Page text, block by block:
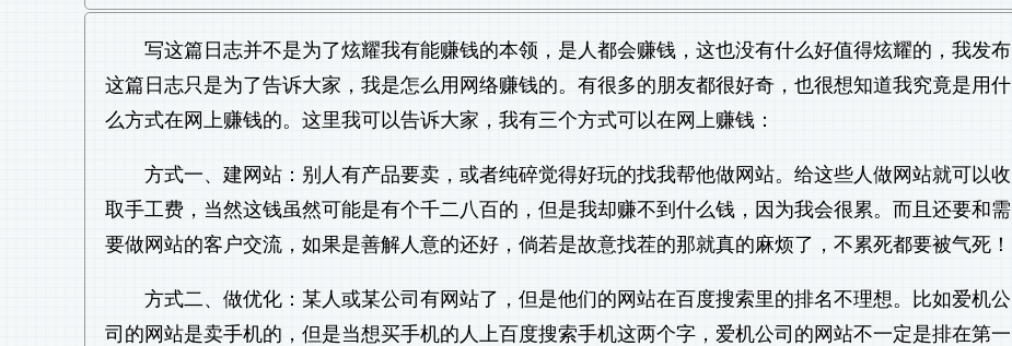
写这篇日志并不是为了炫耀我有能赚钱的本领，是人都会赚钱，这也没有什么好值得炫耀的，我发布
这篇日志只是为了告诉大家，我是怎么用网络赚钱的。有很多的朋友都很好奇，也很想知道我究竟是用什
么方式在网上赚钱的。这里我可以告诉大家，我有三个方式可以在网上赚钱：
方式一、建网站：别人有产品要卖，或者纯碎觉得好玩的找我帮他做网站。给这些人做网站就可以收
取手工费，当然这钱虽然可能是有个千二八百的，但是我却赚不到什么钱，因为我会很累。而且还要和需
要做网站的客户交流，如果是善解人意的还好，倘若是故意找茬的那就真的麻烦了，不累死都要被气死！
方式二、做优化：某人或某公司有网站了，但是他们的网站在百度搜索里的排名不理想。比如爱机公
司的网站是卖手机的，但是当想买手机的人上百度搜索手机这两个字，爱机公司的网站不一定是排在第一